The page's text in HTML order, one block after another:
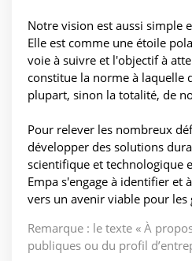
Notre vision est aussi simple
Elle est comme une étoile
voie à suivre et l'objectif à
constitue la norme à laquelle
plupart, sinon la totalité, de
Pour relever les nombreux
développer des solutions
scientifique et technologique
Empa s'engage à identifier et
vers un avenir viable pour les
Remarque : le texte « À
publiques ou du profil